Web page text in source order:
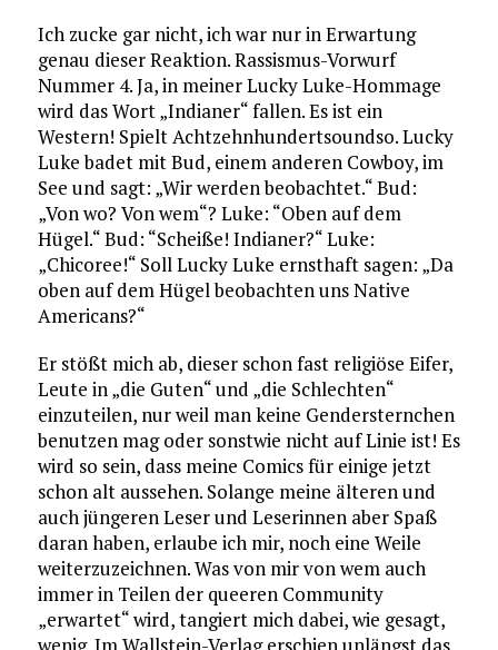
Ich zucke gar nicht, ich war nur in Erwartung
genau dieser Reaktion. Rassismus-Vorwurf
Nummer 4. Ja, in meiner Lucky Luke-Hommage
wird das Wort „Indianer“ fallen. Es ist ein
Western! Spielt Achtzehnhundertsoundso. Lucky
Luke badet mit Bud, einem anderen Cowboy, im
See und sagt: „Wir werden beobachtet.“ Bud:
„Von wo? Von wem“? Luke: “Oben auf dem
Hügel.“ Bud: “Scheiße! Indianer?“ Luke:
„Chicoree!“ Soll Lucky Luke ernsthaft sagen: „Da
oben auf dem Hügel beobachten uns Native
Americans?“
Er stößt mich ab, dieser schon fast religiöse Eifer,
Leute in „die Guten“ und „die Schlechten“
einzuteilen, nur weil man keine Gendersternchen
benutzen mag oder sonstwie nicht auf Linie ist! Es
wird so sein, dass meine Comics für einige jetzt
schon alt aussehen. Solange meine älteren und
auch jüngeren Leser und Leserinnen aber Spaß
daran haben, erlaube ich mir, noch eine Weile
weiterzuzeichnen. Was von mir von wem auch
immer in Teilen der queeren Community
„erwartet“ wird, tangiert mich dabei, wie gesagt,